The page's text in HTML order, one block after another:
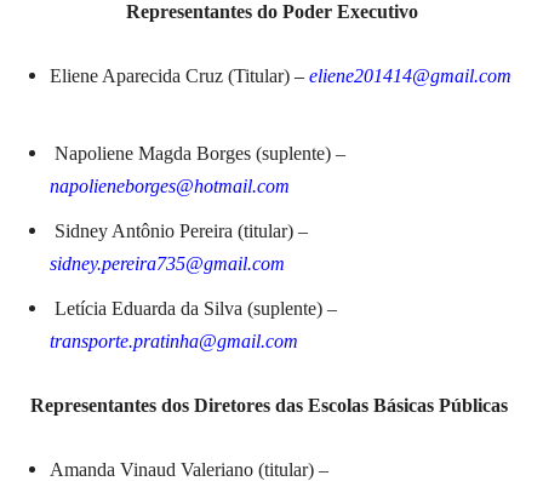
Representantes do Poder Executivo
Eliene Aparecida Cruz (Titular) – eliene201414@gmail.com
Napoliene Magda Borges (suplente) –
napolieneborges@hotmail.com
Sidney Antônio Pereira (titular) –
sidney.pereira735@gmail.com
Letícia Eduarda da Silva (suplente) –
transporte.pratinha@gmail.com
Representantes dos Diretores das Escolas Básicas Públicas
Amanda Vinaud Valeriano (titular) –